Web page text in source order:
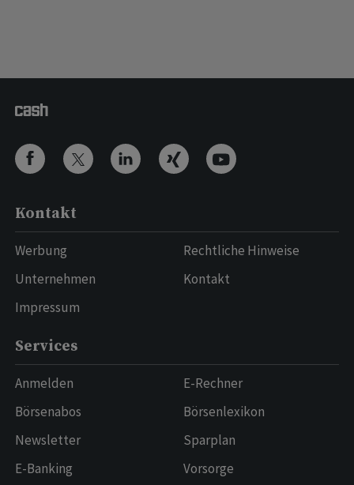
Kontakt
Werbung
Unternehmen
Impressum
Rechtliche Hinweise
Kontakt
Services
Anmelden
Börsenabos
Newsletter
E-Banking
E-Rechner
Börsenlexikon
Sparplan
Vorsorge